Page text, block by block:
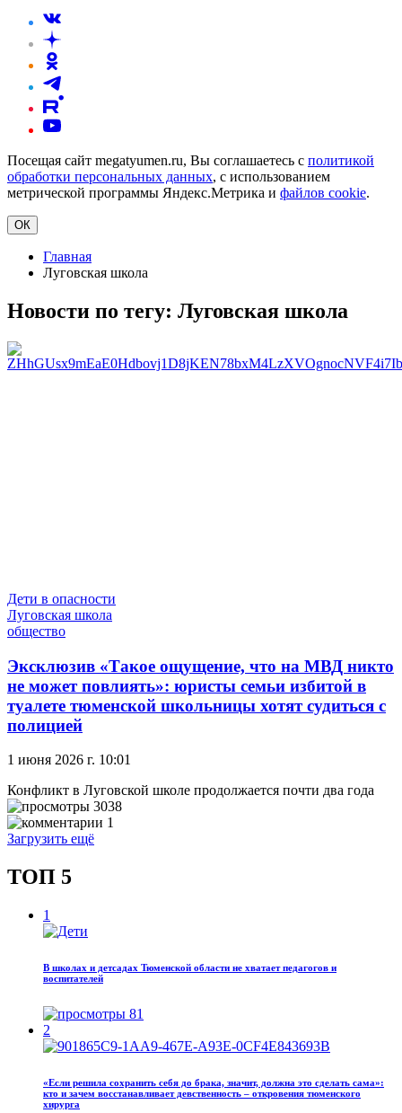
Посещая сайт megatyumen.ru, Вы соглашаетесь с политикой
обработки персональных данных, с использованием
метрической программы Яндекс.Метрика и файлов cookie.
ОК
Главная
Луговская школа
Новости по тегу: Луговская школа
Дети в опасности
Луговская школа
общество
Эксклюзив «Такое ощущение, что на МВД никто
не может повлиять»: юристы семьи избитой в
туалете тюменской школьницы хотят судиться с
полицией
1 июня 2026 г. 10:01
Конфликт в Луговской школе продолжается почти два года
3038
1
Загрузить ещё
ТОП 5
1
В школах и детсадах Тюменской области не хватает педагогов и
воспитателей
81
2
«Если решила сохранить себя до брака, значит, должна это сделать сама»:
кто и зачем восстанавливает девственность – откровения тюменского
хирурга